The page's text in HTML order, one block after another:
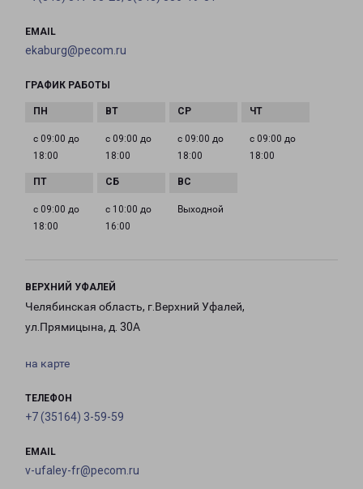
EMAIL
ekaburg@pecom.ru
ГРАФИК РАБОТЫ
с 09:00 до
18:00
с 09:00 до
18:00
с 09:00 до
18:00
с 09:00 до
18:00
с 09:00 до
18:00
с 10:00 до
16:00
Выходной
ВЕРХНИЙ УФАЛЕЙ
Челябинская область, г.Верхний Уфалей,
ул.Прямицына, д. 30А
на карте
ТЕЛЕФОН
+7 (35164) 3-59-59
EMAIL
v-ufaley-fr@pecom.ru